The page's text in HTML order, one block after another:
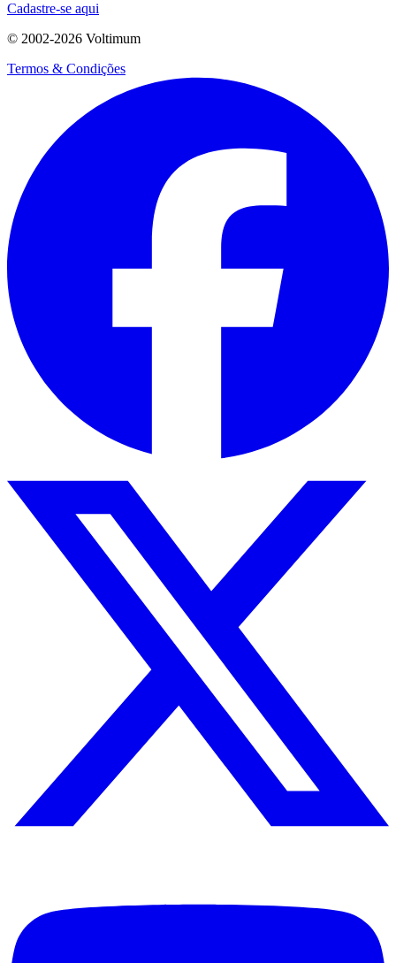
Cadastre-se aqui
© 2002-2026 Voltimum
Termos & Condições